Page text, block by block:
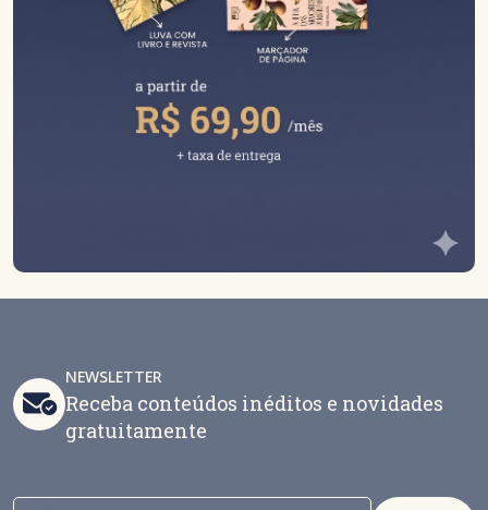
NEWSLETTER
Receba conteúdos inéditos e novidades
gratuitamente